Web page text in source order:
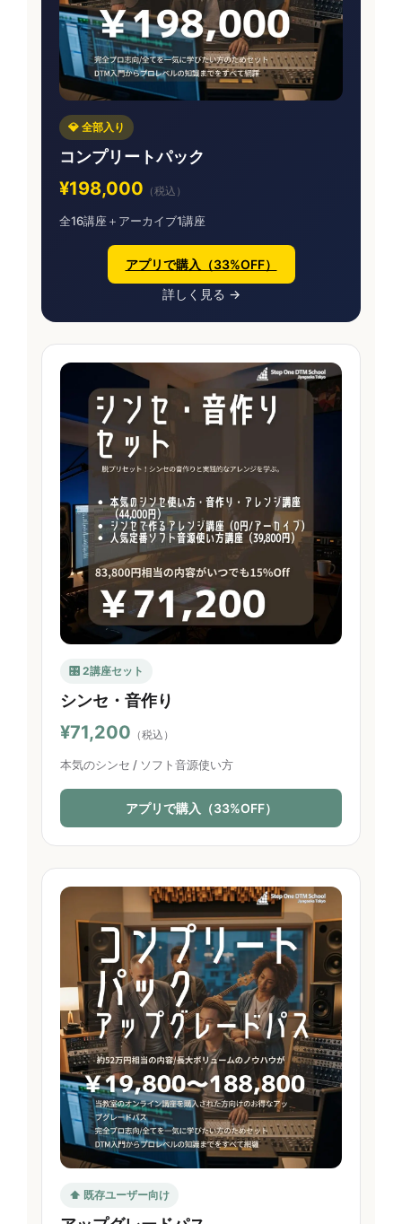
💎 全部入り
コンプリートパック
¥198,000 （税込）
全16講座＋アーカイブ1講座
アプリで購入（33%OFF）
詳しく見る →
🎛 2講座セット
シンセ・音作り
¥71,200 （税込）
本気のシンセ / ソフト音源使い方
アプリで購入（33%OFF）
⬆️ 既存ユーザー向け